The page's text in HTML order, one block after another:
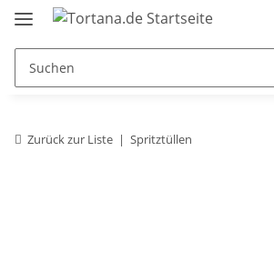
Zurück zur Liste Spritztüllen